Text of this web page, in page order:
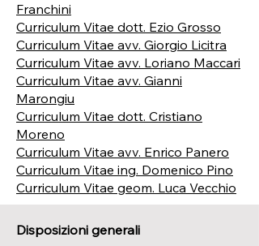
Franchini
Curriculum Vitae dott. Ezio Grosso
Curriculum Vitae avv. Giorgio Licitra
Curriculum Vitae avv. Loriano Maccari
Curriculum Vitae avv. Gianni
Marongiu
Curriculum Vitae dott. Cristiano
Moreno
Curriculum Vitae avv. Enrico Panero
Curriculum Vitae ing. Domenico Pino
Curriculum Vitae geom. Luca Vecchio
Disposizioni generali